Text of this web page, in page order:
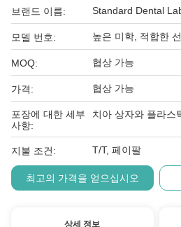
브랜드 이름: Standard Dental
모델 번호: 높은 미학, 적합한
MOQ: 협상 가능
가격: 협상 가능
포장에 대한 세부
사항:
치아 상자와 플라스
지불 조건: T/T, 페이팔
최고의 가격을 얻으십시오
상세 정보